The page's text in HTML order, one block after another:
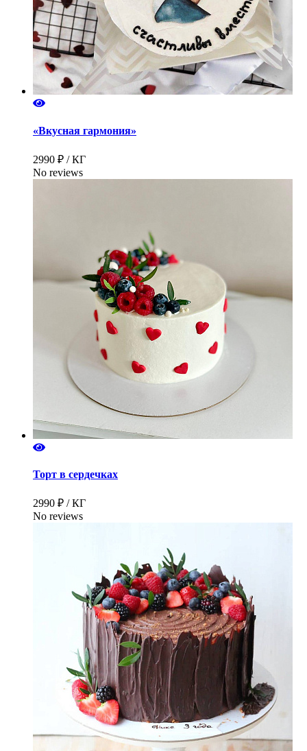
«Вкусная гармония»
2990 ₽ / КГ
No reviews
Торт в сердечках
2990 ₽ / КГ
No reviews